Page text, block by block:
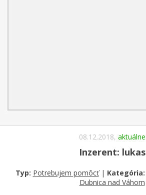
08.12.2018, aktuálne
Inzerent: lukas
Typ: Potrebujem pomôcť| Kategória:
Dubnica nad Váhom